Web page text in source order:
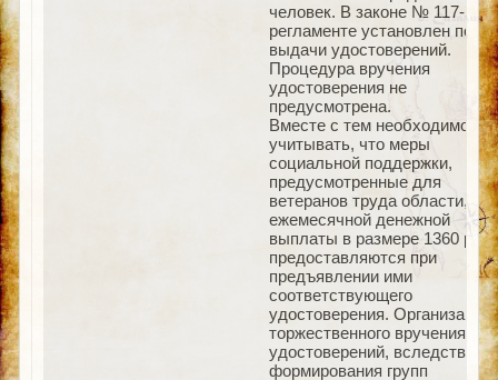
человек. В законе № 117-ЗО
регламенте установлен
выдачи удостоверений.
Процедура вручения
удостоверения не
предусмотрена.
Вместе с тем необходимо
учитывать, что меры
социальной поддержки,
предусмотренные для
ветеранов труда области, в
ежемесячной денежной
выплаты в размере 1360
предоставляются при
предъявлении ими
соответствующего
удостоверения. Организация
торжественного вручения
удостоверений, вследствие
формирования групп